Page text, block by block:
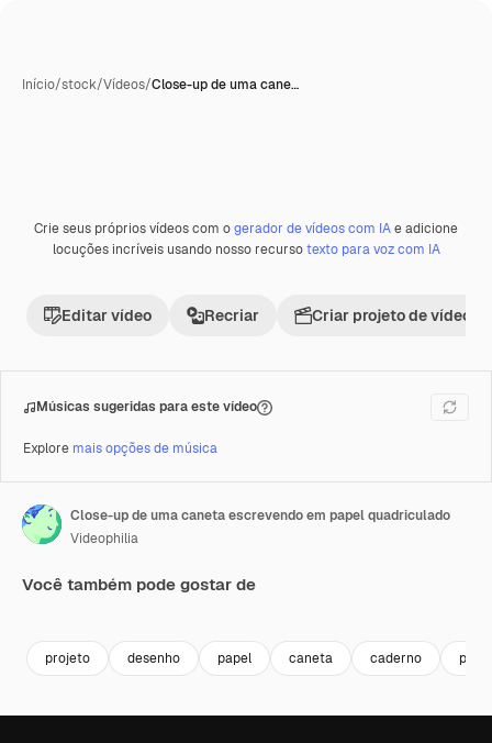
Início/stock/Vídeos/Close-up de uma cane…
Premium
Crie seus próprios vídeos com ogerador de vídeos com IAe adicione
locuções incríveis usando nosso recursotexto para voz com IA
Editar vídeo Recriar Criar projeto de vídeo
Músicas sugeridas para este vídeo
Explore mais opções de música
Close-up de uma caneta escrevendo em papel quadriculado
Videophilia
Você também pode gostar de
projeto desenho papel caneta caderno